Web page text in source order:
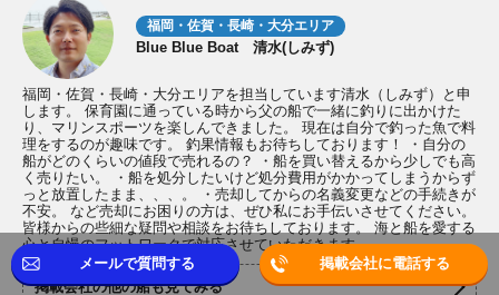
福岡・佐賀・長崎・大分エリア
Blue Blue Boat 清水(しみず)
福岡・佐賀・長崎・大分エリアを担当しています清水（しみず）と申
します。 保育園に通っている時から父の船で一緒に釣りに出かけた
り、マリンスポーツを楽しんできました。 現在は自分で釣った魚で料
理をするのが趣味です。 釣果情報もお待ちしております！ ・自分の
船がどのくらいの値段で売れるの？ ・船を買い替えるから少しでも高
く売りたい。 ・船を処分したいけど処分費用がかかってしまうからず
っと放置したまま、、、。 ・売却してからの名義変更などの手続きが
不安。 など売却にお困りの方は、ぜひ私にお手伝いさせてください。
皆様からの些細な疑問や相談をお待ちしております。 海と船を愛する
心と自慢のフットワークで対応させていただきます。
掲載会社の他の船も見てみる
メールで質問する 掲載会社に電話する